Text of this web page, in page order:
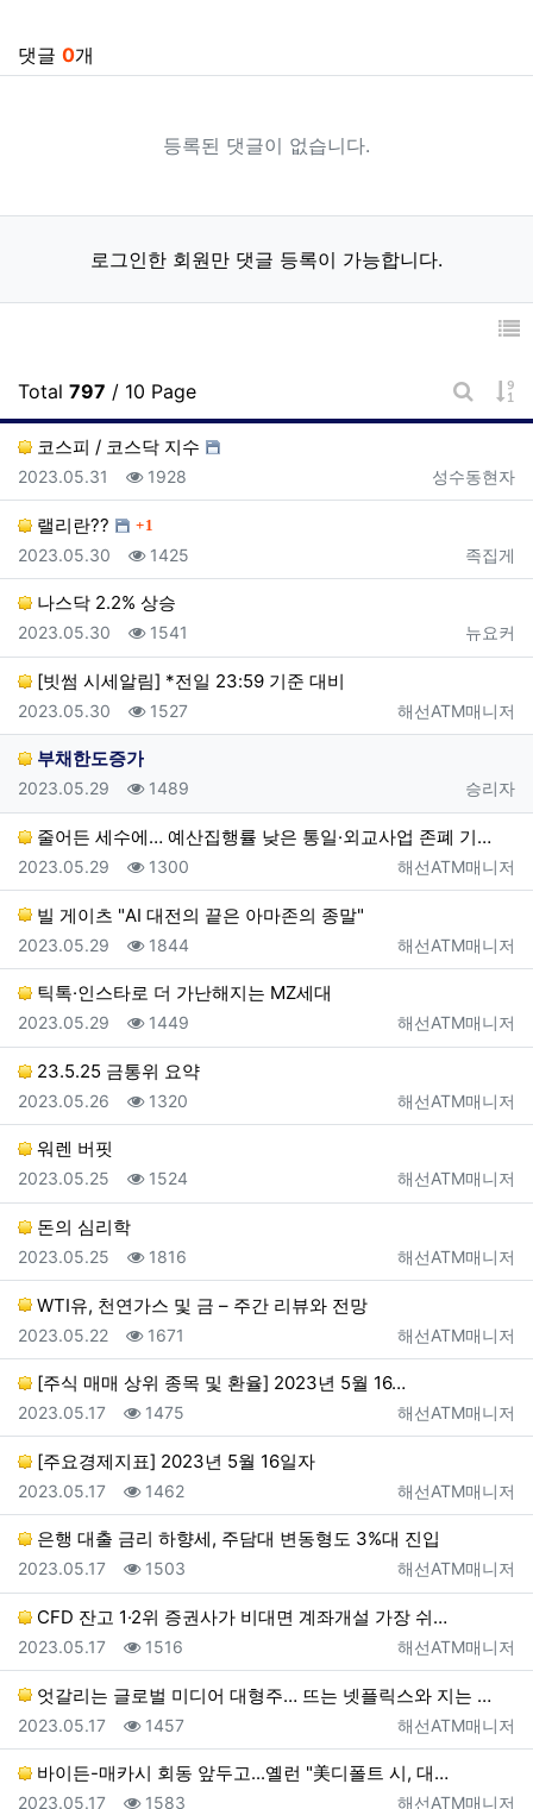
댓글 0개
등록된 댓글이 없습니다.
로그인한 회원만 댓글 등록이 가능합니다.
Total 797 / 10 Page
게시판
코스피 / 코스닥 지수
등록자
성수동현자
등록일
2023.05.31 조회
1928
랠리란?? 댓글
1
등록자
족집게
등록일
2023.05.30 조회
1425
나스닥 2.2% 상승
등록자
뉴요커
등록일
2023.05.30 조회
1541
[빗썸 시세알림] *전일 23:59 기준 대비
등록자
해선ATM매니저
등록일
2023.05.30 조회
1527
부채한도증가
등록자
승리자
등록일
2023.05.29 조회
1489
줄어든 세수에… 예산집행률 낮은 통일·외교사업 존폐 기…
등록자
해선ATM매니저
등록일
2023.05.29 조회
1300
빌 게이츠 "AI 대전의 끝은 아마존의 종말"
등록자
해선ATM매니저
등록일
2023.05.29 조회
1844
틱톡·인스타로 더 가난해지는 MZ세대
등록자
해선ATM매니저
등록일
2023.05.29 조회
1449
23.5.25 금통위 요약
등록자
해선ATM매니저
등록일
2023.05.26 조회
1320
워렌 버핏
등록자
해선ATM매니저
등록일
2023.05.25 조회
1524
돈의 심리학
등록자
해선ATM매니저
등록일
2023.05.25 조회
1816
WTI유, 천연가스 및 금 – 주간 리뷰와 전망
등록자
해선ATM매니저
등록일
2023.05.22 조회
1671
[주식 매매 상위 종목 및 환율] 2023년 5월 16…
등록자
해선ATM매니저
등록일
2023.05.17 조회
1475
[주요경제지표] 2023년 5월 16일자
등록자
해선ATM매니저
등록일
2023.05.17 조회
1462
은행 대출 금리 하향세, 주담대 변동형도 3%대 진입
등록자
해선ATM매니저
등록일
2023.05.17 조회
1503
CFD 잔고 1·2위 증권사가 비대면 계좌개설 가장 쉬…
등록자
해선ATM매니저
등록일
2023.05.17 조회
1516
엇갈리는 글로벌 미디어 대형주… 뜨는 넷플릭스와 지는 …
등록자
해선ATM매니저
등록일
2023.05.17 조회
1457
바이든-매카시 회동 앞두고...옐런 "美디폴트 시, 대…
등록자
해선ATM매니저
등록일
2023.05.17 조회
1583